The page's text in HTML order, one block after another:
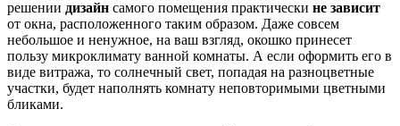
решении дизайн самого помещения практически не зависит
от окна, расположенного таким образом. Даже совсем
небольшое и ненужное, на ваш взгляд, окошко принесет
пользу микроклимату ванной комнаты. А если оформить его в
виде витража, то солнечный свет, попадая на разноцветные
участки, будет наполнять комнату неповторимыми цветными
бликами.